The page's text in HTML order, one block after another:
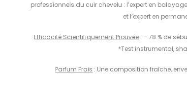
professionnels du cuir chevelu : l’expert en
et l’expert en
Efficacité Scientifiquement Prouvée : – 78 % de
*Test instrumental,
Parfum Frais : Une composition fraîche,